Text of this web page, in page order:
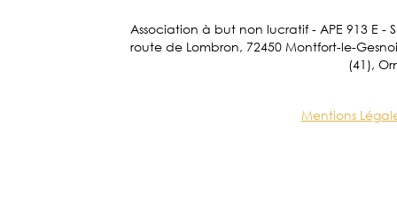
Association à but non lucratif - APE 913 E -
route de Lombron, 72450 Montfort-le-
(41),
Mentions